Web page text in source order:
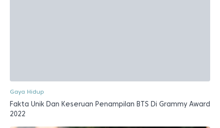
Gaya Hidup
Fakta Unik Dan Keseruan Penampilan BTS Di Grammy Award
2022